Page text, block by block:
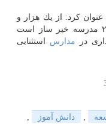
عنوان كرد: از یك هزار و
570 مدرسه استثنایی در كشور حدودا ۲۰۰ مدرسه خیر ساز است
در مدارس استثنایی
, دانش آموز
,